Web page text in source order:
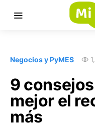
Negocios y PyMES
9
mejor el
más